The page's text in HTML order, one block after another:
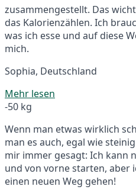
zusammengestellt. Das
das Kalorienzählen. Ich
was ich esse und auf diese
mich.
Sophia, Deutschland
Mehr lesen
-50 kg
Wenn man etwas wirklich
man es auch, egal wie
mir immer gesagt: Ich kann
und von vorne starten, aber
einen neuen Weg gehen!